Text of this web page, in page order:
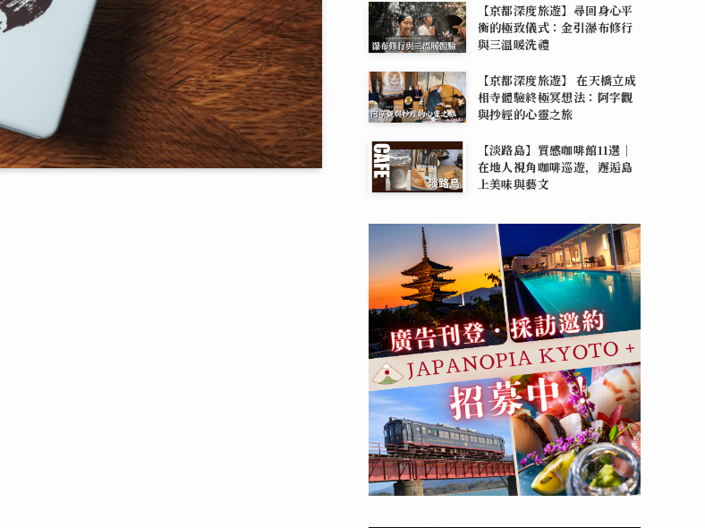
【京都深度旅遊】尋回身心平
衡的極致儀式：金引瀑布修行
與三溫暖洗禮
【京都深度旅遊】 在天橋立成
相寺體驗終極冥想法：阿字觀
與抄經的心靈之旅
【淡路島】質感咖啡館11選｜
在地人視角咖啡巡遊，邂逅島
上美味與藝文